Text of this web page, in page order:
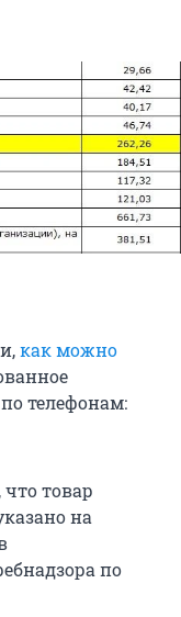
как можно
телефонам:
товар
на
по